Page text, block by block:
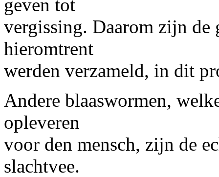
geven tot
vergissing. Daarom zijn de
hieromtrent
werden verzameld, in dit
Andere blaaswormen,
opleveren
voor den mensch, zijn de
slachtvee.